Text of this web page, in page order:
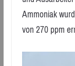
Ammoniak
von 270 ppm